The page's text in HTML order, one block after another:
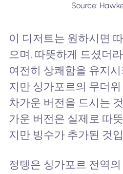
Source:
이 디저트는 원하시면
으며, 따뜻하게 드셨더
여전히 상쾌함을 유지
지만 싱가포르의 무더
차가운 버전을 드시는
가운 버전은 실제로 따
지만 빙수가 추가된 것
정텡은 싱가포르 전역